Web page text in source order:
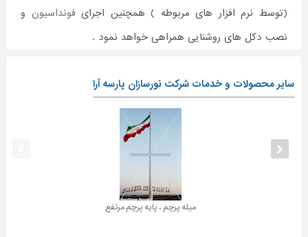
(توسط نرم افزار های مربوطه ) همچنین اجرایفونداسیون و
نصب دکل های روشنایی همراهی خواهد نمود .
سایر محصولات و خدمات شرکت نورسازان پارسه آرا
میله پرچم ، پایه پرچم مرتفع